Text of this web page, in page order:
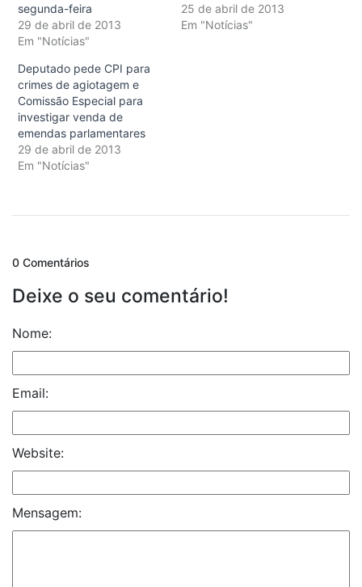
segunda-feira
29 de abril de 2013
Em "Notícias"
25 de abril de 2013
Em "Notícias"
Deputado pede CPI para
crimes de agiotagem e
Comissão Especial para
investigar venda de
emendas parlamentares
29 de abril de 2013
Em "Notícias"
0 Comentários
Deixe o seu comentário!
Nome:
Email:
Website:
Mensagem: